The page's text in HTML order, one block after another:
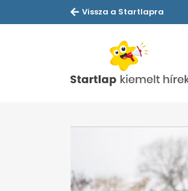
Vissza a Startlapra